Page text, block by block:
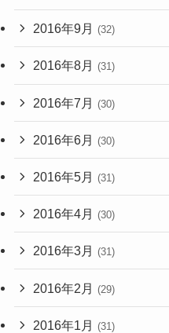
2016年9月 (32)
2016年8月 (31)
2016年7月 (30)
2016年6月 (30)
2016年5月 (31)
2016年4月 (30)
2016年3月 (31)
2016年2月 (29)
2016年1月 (31)